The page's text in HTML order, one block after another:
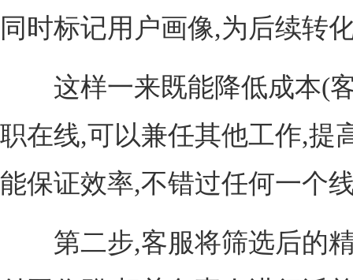
同时标记用户画像,为后续转
这样一来既能降低成本(
职在线,可以兼任其他工作,提
能保证效率,不错过任何一个
第二步,客服将筛选后的